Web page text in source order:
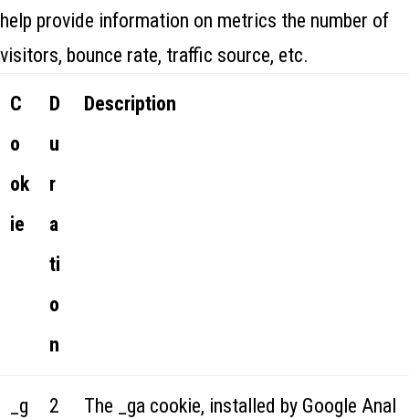
help provide information on metrics the number of
visitors, bounce rate, traffic source, etc.
C
o
ok
ie
D
u
r
a
ti
o
n
Description
_g
2
The _ga cookie, installed by Google Anal